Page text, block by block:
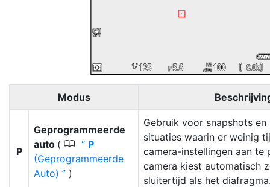
Modus
P
Geprogrammeerde
auto ( 0
P
(Geprogrammeerde
Auto)
)
Gebruik voor snapshots en
situaties waarin er weinig
camera-instellingen aan te
camera kiest automatisch
sluitertijd als het